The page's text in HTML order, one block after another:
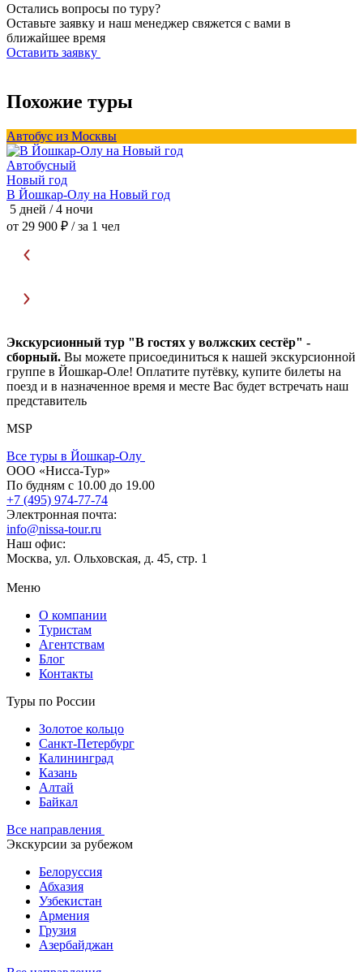
Остались вопросы по туру?
Оставьте заявку и наш менеджер свяжется с вами в
ближайшее время
Оставить заявку
Похожие туры
Автобус из Москвы
Автобусный
Новый год
В Йошкар-Олу на Новый год
5 дней / 4 ночи
от 29 900 ₽ / за 1 чел
Экскурсионный тур "В гостях у волжских сестёр" -
сборный. Вы можете присоединиться к нашей экскурсионной
группе в Йошкар-Оле! Оплатите путёвку, купите билеты на
поезд и в назначенное время и месте Вас будет встречать наш
представитель
MSP
Все туры в Йошкар-Олу
ООО «Нисса-Тур»
По будням с 10.00 до 19.00
+7 (495) 974-77-74
Электронная почта:
info@nissa-tour.ru
Наш офис:
Москва, ул. Ольховская, д. 45, стр. 1
Меню
О компании
Туристам
Агентствам
Блог
Контакты
Туры по России
Золотое кольцо
Санкт-Петербург
Калининград
Казань
Алтай
Байкал
Все направления
Экскурсии за рубежом
Белоруссия
Абхазия
Узбекистан
Армения
Грузия
Азербайджан